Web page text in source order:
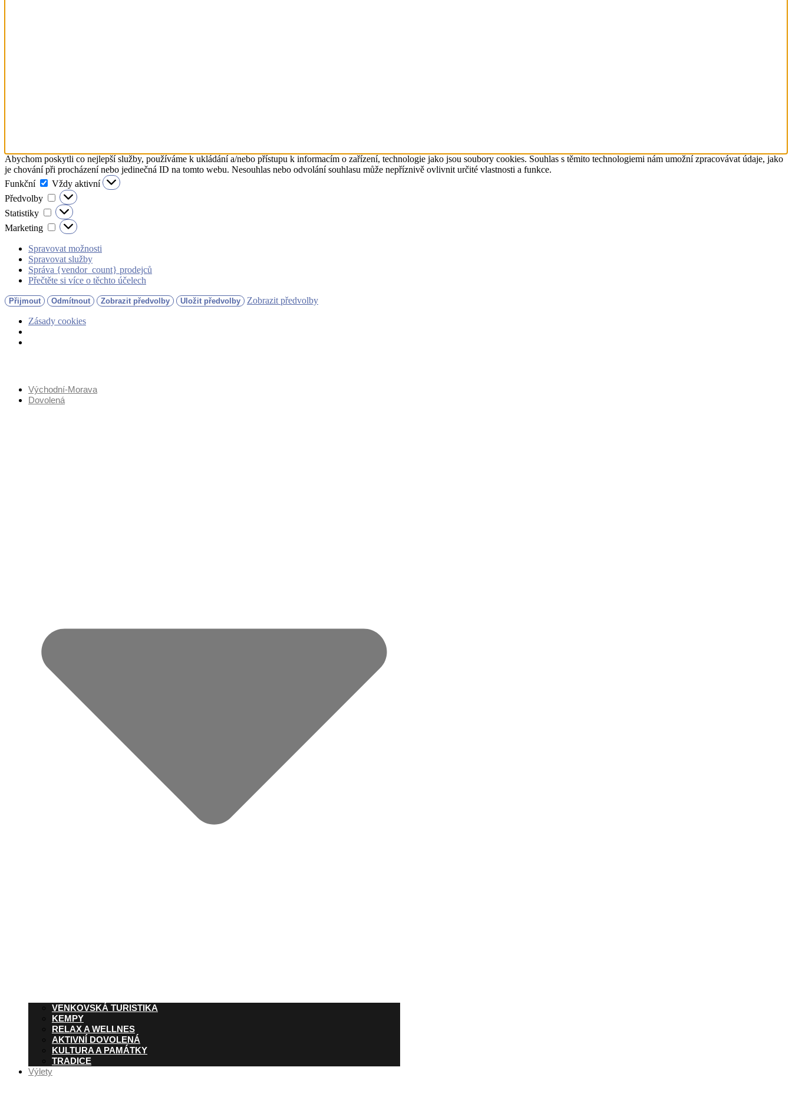
Abychom poskytli co nejlepší služby, používáme k ukládání a/nebo přístupu k informacím o zařízení, technologie jako jsou soubory cookies. Souhlas s těmito technologiemi nám umožní zpracovávat údaje, jako
je chování při procházení nebo jedinečná ID na tomto webu. Nesouhlas nebo odvolání souhlasu může nepříznivě ovlivnit určité vlastnosti a funkce.
Funkční
Funkční
Vždy aktivní
Předvolby
Předvolby
Statistiky
Statistiky
Marketing
Marketing
Spravovat možnosti
Spravovat služby
Správa {vendor_count} prodejců
Přečtěte si více o těchto účelech
Přijmout Odmítnout Zobrazit předvolby Uložit předvolby Zobrazit předvolby
Zásady cookies
Východní-Morava
Dovolená
VENKOVSKÁ TURISTIKA
KEMPY
RELAX A WELLNES
AKTIVNÍ DOVOLENÁ
KULTURA A PAMÁTKY
TRADICE
Výlety